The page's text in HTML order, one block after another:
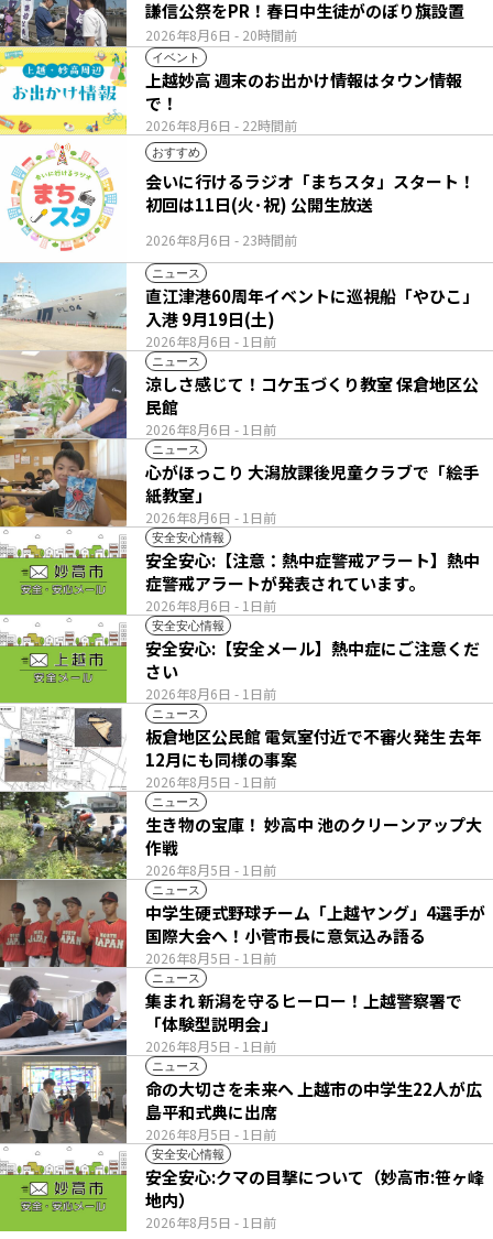
2026年8月6日 - 20時間前
謙信公祭をPR！春日中生徒がのぼり旗設置
イベント
2026年8月6日 - 22時間前
上越妙高 週末のお出かけ情報はタウン情報
で！
おすすめ
2026年8月6日 - 23時間前
会いに行けるラジオ「まちスタ」スタート！
初回は11日(火･祝) 公開生放送
ニュース
2026年8月6日 - 1日前
直江津港60周年イベントに巡視船「やひこ」
入港 9月19日(土)
ニュース
2026年8月6日 - 1日前
涼しさ感じて！コケ玉づくり教室 保倉地区公
民館
ニュース
2026年8月6日 - 1日前
心がほっこり 大潟放課後児童クラブで「絵手
紙教室」
安全安心情報
2026年8月6日 - 1日前
安全安心:【注意：熱中症警戒アラート】熱中
症警戒アラートが発表されています。
安全安心情報
2026年8月6日 - 1日前
安全安心:【安全メール】熱中症にご注意くだ
さい
ニュース
2026年8月5日 - 1日前
板倉地区公民館 電気室付近で不審火発生 去年
12月にも同様の事案
ニュース
2026年8月5日 - 1日前
生き物の宝庫！ 妙高中 池のクリーンアップ大
作戦
ニュース
2026年8月5日 - 1日前
中学生硬式野球チーム「上越ヤング」4選手が
国際大会へ！小菅市長に意気込み語る
ニュース
2026年8月5日 - 1日前
集まれ 新潟を守るヒーロー！上越警察署で
「体験型説明会」
ニュース
2026年8月5日 - 1日前
命の大切さを未来へ 上越市の中学生22人が広
島平和式典に出席
安全安心情報
2026年8月5日 - 1日前
安全安心:クマの目撃について（妙高市:笹ヶ峰
地内）